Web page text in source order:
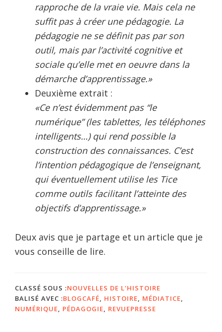
rapproche de la vraie vie. Mais cela ne
suffit pas à créer une pédagogie. La
pédagogie ne se définit pas par son
outil, mais par l’activité cognitive et
sociale qu’elle met en oeuvre dans la
démarche d’apprentissage.»
Deuxième extrait :
«Ce n’est évidemment pas “le
numérique” (les tablettes, les téléphones
intelligents…) qui rend possible la
construction des connaissances. C’est
l’intention pédagogique de l’enseignant,
qui éventuellement utilise les Tice
comme outils facilitant l’atteinte des
objectifs d’apprentissage.»
Deux avis que je partage et un article que je
vous conseille de lire.
CLASSÉ SOUS :NOUVELLES DE L'HISTOIRE
BALISÉ AVEC :BLOGCAFÉ HISTOIRE MÉDIATICE
NUMÉRIQUE
PÉDAGOGIE REVUEPRESSE